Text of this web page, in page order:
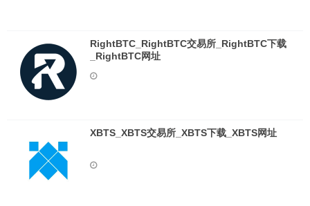
RightBTC_RightBTC交易所_RightBTC下载
_RightBTC网址
XBTS_XBTS交易所_XBTS下载_XBTS网址